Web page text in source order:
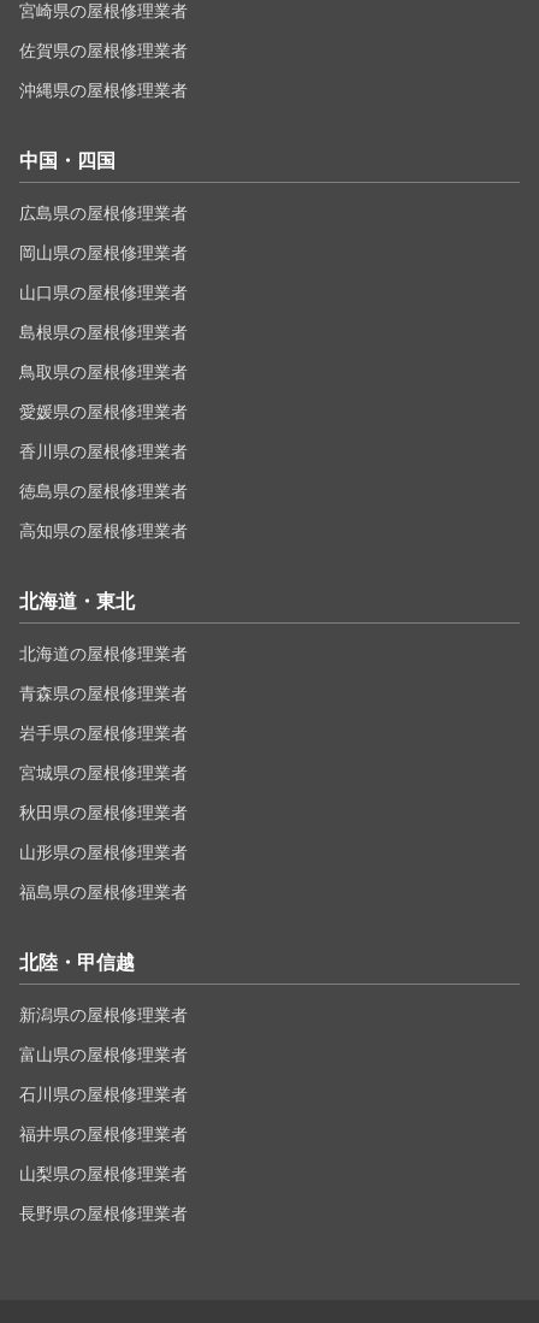
宮崎県の屋根修理業者
佐賀県の屋根修理業者
沖縄県の屋根修理業者
中国・四国
広島県の屋根修理業者
岡山県の屋根修理業者
山口県の屋根修理業者
島根県の屋根修理業者
鳥取県の屋根修理業者
愛媛県の屋根修理業者
香川県の屋根修理業者
徳島県の屋根修理業者
高知県の屋根修理業者
北海道・東北
北海道の屋根修理業者
青森県の屋根修理業者
岩手県の屋根修理業者
宮城県の屋根修理業者
秋田県の屋根修理業者
山形県の屋根修理業者
福島県の屋根修理業者
北陸・甲信越
新潟県の屋根修理業者
富山県の屋根修理業者
石川県の屋根修理業者
福井県の屋根修理業者
山梨県の屋根修理業者
長野県の屋根修理業者